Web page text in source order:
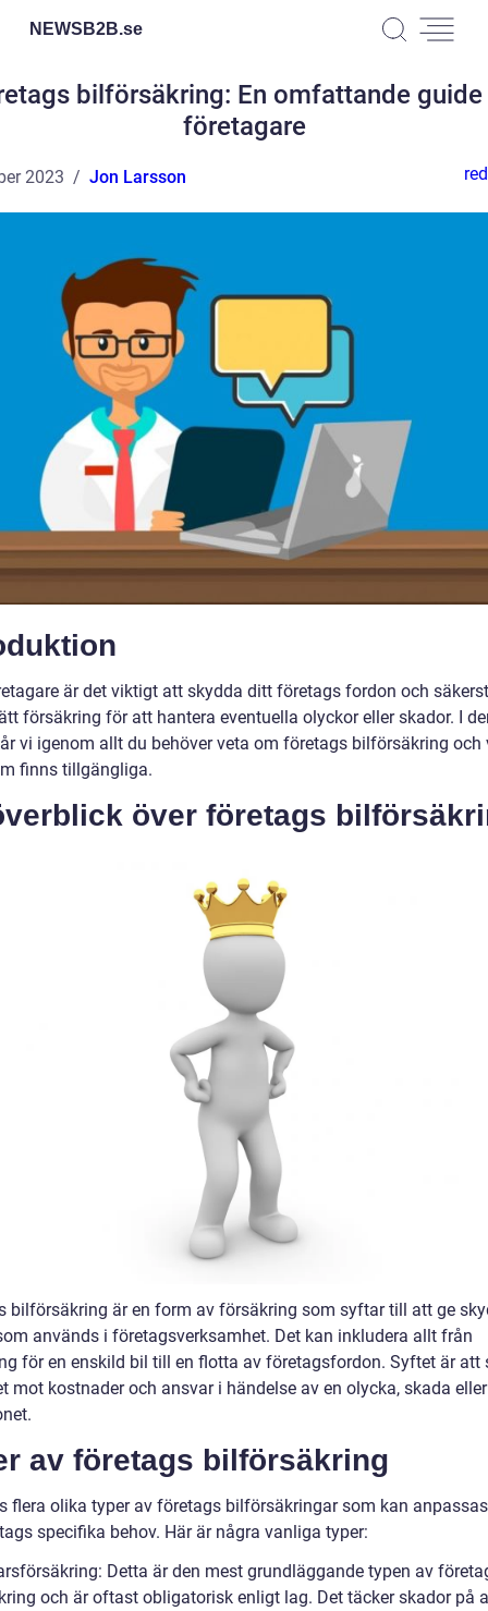
NEWSB2B.se
bilförsäkring: En omfattande
företagare
2023 Jon Larsson
är det viktigt att skydda ditt företags fordon och
försäkring för att hantera eventuella olyckor eller skador. I
vi igenom allt du behöver veta om företags bilförsäkring och
finns tillgängliga.
över företags
bilförsäkring är en form av försäkring som syftar till att ge
används i företagsverksamhet. Det kan inkludera allt från
för en enskild bil till en flotta av företagsfordon. Syftet är att
mot kostnader och ansvar i händelse av en olycka, skada
av företags bilförsäkring
flera olika typer av företags bilförsäkringar som kan
specifika behov. Här är några vanliga typer:
Detta är den mest grundläggande typen av
och är oftast obligatorisk enligt lag. Det täcker skador på